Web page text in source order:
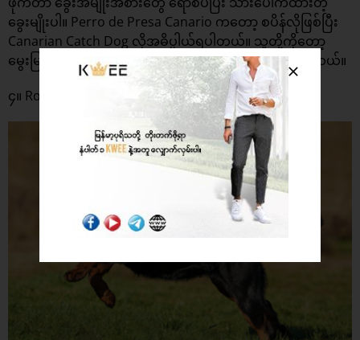
ခွေးမျိုးပါ။ Perro de Presa Canario ကတော့ စပိန်လိုဖြစ်ပြီး
Canarian Catch Dog လိုအဓိပ္ပါယ်ရပါတယ်။ သူတို့ကိုတော့
မွေးမြူရေး တိရစ္ဆာန်တွေ ထိန်းတဲ့နေရာမှာ အသုံးပြုကြပါတယ်။
၄။ Rottweiler